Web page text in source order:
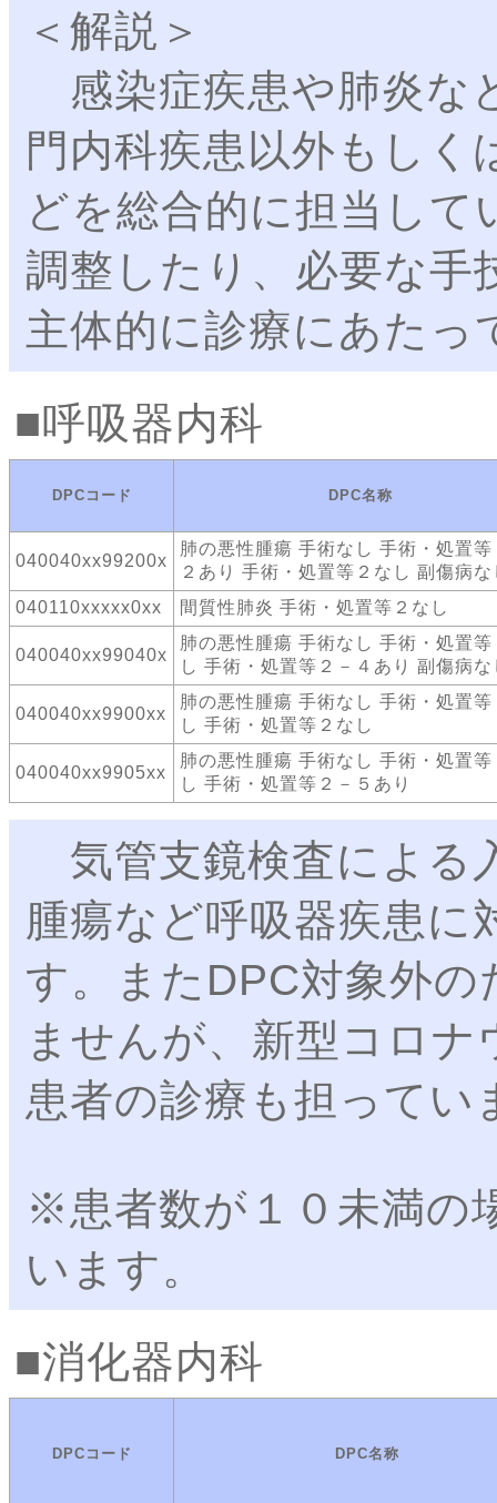
＜解説＞
感染症疾患や肺炎な
門内科疾患以外もしく
どを総合的に担当し
調整したり、必要な手
主体的に診療にあたっ
呼吸器内科
DPCコード DPC名称
040040xx99200x
肺の悪性腫瘍 手術なし 手術・処置等
２あり 手術・処置等２なし 副傷病な
040110xxxxx0xx
間質性肺炎 手術・処置等２なし
040040xx99040x
肺の悪性腫瘍 手術なし 手術・処置等
し 手術・処置等２－４あり 副傷病な
040040xx9900xx
肺の悪性腫瘍 手術なし 手術・処置等
し 手術・処置等２なし
040040xx9905xx
肺の悪性腫瘍 手術なし 手術・処置等
し 手術・処置等２－５あり
気管支鏡検査による
腫瘍など呼吸器疾患に
す。またDPC対象外
ませんが、新型コロ
患者の診療も担ってい
※患者数が１０未満の
います。
消化器内科
DPCコード DPC名称